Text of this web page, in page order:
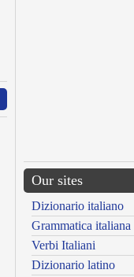
Our sites
Dizionario italiano
Grammatica italiana
Verbi Italiani
Dizionario latino